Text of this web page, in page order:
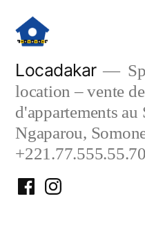
contenu
Locadakar
location – vente
d'appartements au
Ngaparou,
+221.77.555.55.70
FacebookInstagram